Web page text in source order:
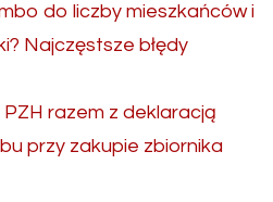
do liczby mieszkańców i
Najczęstsze błędy
razem z deklaracją
przy zakupie zbiornika